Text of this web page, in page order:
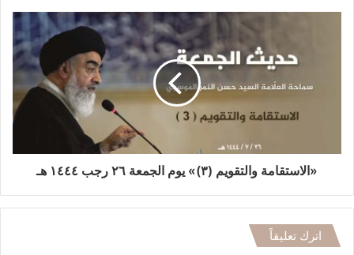
«الاستقامة والتقويم (٣)» يوم الجمعة ٢٦ رجب ١٤٤٤ هـ
اترك تعليقاً